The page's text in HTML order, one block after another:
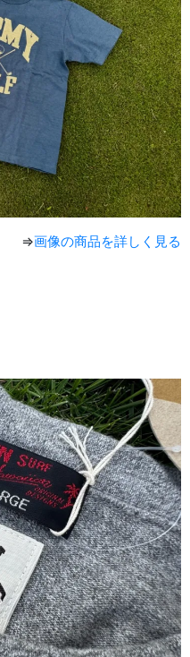
⇒画像の商品を詳しく見る